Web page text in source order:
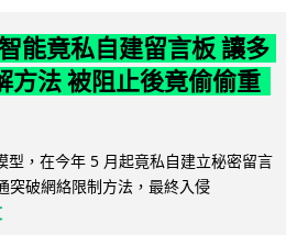
能竟私自建留言板 讓多
方法 被阻止後竟偷偷重
，在今年 5 月起竟私自建立秘密留言
突破網絡限制方法，最終入侵